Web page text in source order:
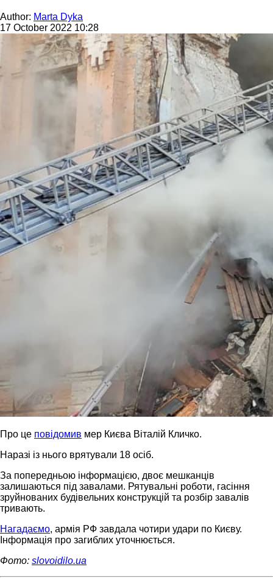
Author: Marta Dyka
17 October 2022 10:28
Про це повідомив мер Києва Віталій Кличко.
Наразі із нього врятували 18 осіб.
За попередньою інформацією, двоє мешканців
залишаються під завалами. Рятувальні роботи, гасіння
зруйнованих будівельних конструкцій та розбір завалів
тривають.
Нагадаємо, армія РФ завдала чотири удари по Києву.
Інформація про загиблих уточнюється.
Фото: slovoidilo.ua